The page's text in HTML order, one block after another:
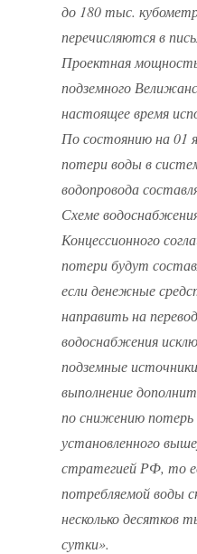
до 180 тыс.
перечисляются в
Проектная
подземного
настоящее время
По состоянию на 01
потери воды в
водопровода
Схеме
Концессионного
потери будут
если денежные
направить на
водоснабжения
подземные
выполнение
по снижению потерь
установленного
стратегией РФ, то
потребляемой воды
несколько десятков
сутки».